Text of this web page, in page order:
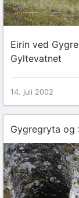
Eirin ved
Gyltevatnet
14. juli 2002
Gygregryta og